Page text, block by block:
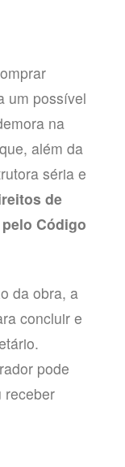
um possível
na
além da
séria e
de
Código
da obra, a
concluir e
pode
receber